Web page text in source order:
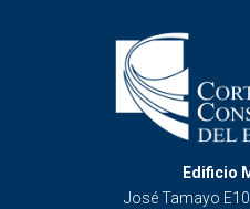
Edificio
José Tamayo